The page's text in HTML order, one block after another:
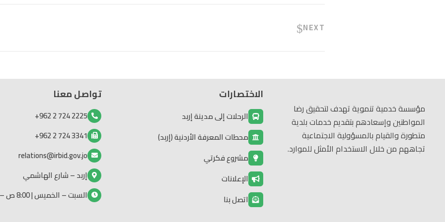
NEXT
مؤسسة خدمية تنموية تهدف لتحقيق رضا
المواطنين وإسعادهم بتقديم خدمات بلدية
متطورة والقيام بالمسؤولية الاجتماعية
تجاههم من خلال الاستخدام الأمثل للموارد.
الاختصارات
الرحلات إلى مدينة إربد
محطات المعرفة الأردنية (إربد)
مشروع فكرتي
الإعلانات
اتصل بنا
تواصل معنا
2225 724 2 962+
3341 724 2 962+
relations@irbid.gov.jo
إربد – شارع الهاشمي
السبت – الخميس | 8:00 ص – 2:00 م